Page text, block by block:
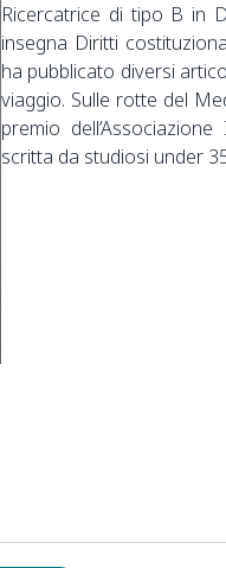
Ricercatrice di tipo B in
insegna Diritti
ha pubblicato diversi
viaggio. Sulle rotte del
premio
scritta da studiosi under